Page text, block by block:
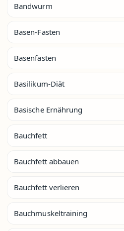
Bandwurm
Basen-Fasten
Basenfasten
Basilikum-Diät
Basische Ernährung
Bauchfett
Bauchfett abbauen
Bauchfett verlieren
Bauchmuskeltraining